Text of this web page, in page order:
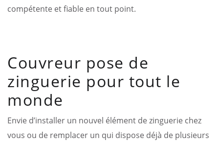
compétente et fiable en tout point.
Couvreur pose de
zinguerie pour tout le
monde
Envie d’installer un nouvel élément de zinguerie chez
vous ou de remplacer un qui dispose déjà de plusieurs